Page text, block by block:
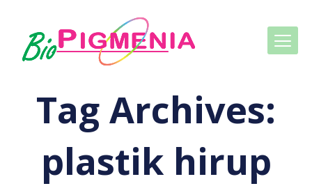
Tag Archives:
plastik hirup